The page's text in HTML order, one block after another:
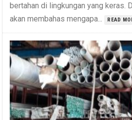
bertahan di lingkungan yang keras.
akan membahas mengapa...
READ